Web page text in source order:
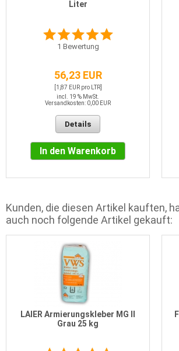
Liter
1 Bewertung
56,23 EUR
[1,87 EUR pro LTR]
incl. 19 % MwSt.
Versandkosten: 0,00 EUR
Details
In den Warenkorb
Kunden, die diesen Artikel kauften,
auch noch folgende Artikel gekauft:
LAIER Armierungskleber MG II
Grau 25 kg